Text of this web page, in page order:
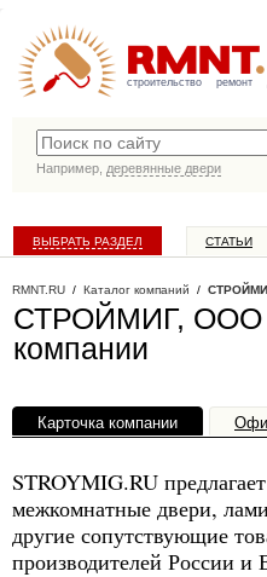
строительство ремонт
Например, деревянные двери
ВЫБРАТЬ РАЗДЕЛ СТАТЬИ
RMNT.RU / Каталог компаний /
СТРОЙМИГ, ООО
компании
Карточка компании
STROYMIG.RU
межкомнатные двери,
другие сопутствующие
производителей России и